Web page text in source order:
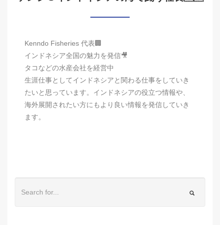
Kenndo Fisheries 代表🏢
インドネシア全国の魅力を発信🎥
タコなどの水産会社を経営中
生涯仕事としてインドネシアと関わる仕事をしていき
たいと思っています。インドネシアの役立つ情報や、
海外展開されたい方にもより良い情報を発信していき
ます。